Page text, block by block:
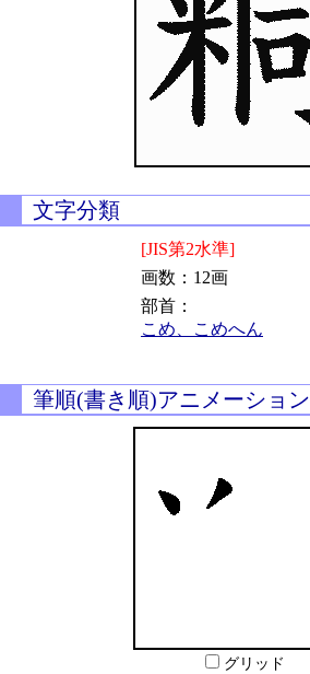
文字分類
[JIS第2水準]
画数：12画
部首：
こめ、こめへん
筆順(書き順)アニメーション
グリッド